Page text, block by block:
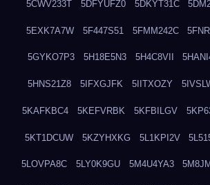
5CWV233T 5DFYUFZ0 5DKYT31C
5EXK7A7W 5F447S51 5FMM242C
5GYKO7P3 5H18E5N3 5H4C8VII
5HNS21Z8 5IFXGJFK 5IITXOZY
5KAFKBC4 5KEFVRBK 5KFBILGV
5KT1DCUW 5KZYHXKG 5L1KPI2V
5LOVPA8C 5LY0K9GU 5M4U4YA3